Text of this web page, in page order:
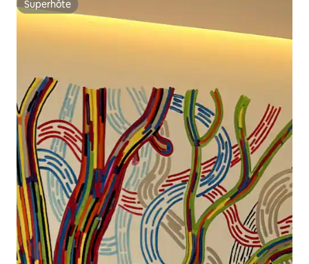
Superhôte
Superhôte